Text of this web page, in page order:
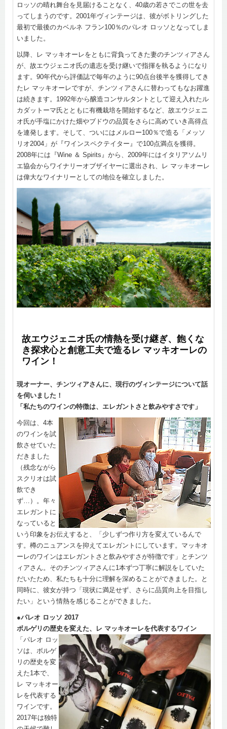
ロッソの晴れ舞台を見届けることなく、40歳の若さでこの世を去
ってしまうのです。2001年ヴィンテージは、彼がボトリングした
最初で最後のカベルネ フラン100％のパレオ ロッソとなってしま
いました。
以降、レ マッキオーレをともに背負ってきた妻のチンツィアさん
が、故エウジェニオ氏の遺志を受け継いで指揮を執るようになり
ます。90年代から評価誌で毎年のように90点台後半を獲得してき
たレ マッキオーレですが、チンツィアさんに替わってもなお躍進
は続きます。1992年から醸造コンサルタントとして迎え入れたル
カダットーマ氏とともに有機栽培を開始するなど、故エウジェニ
オ氏が手塩にかけた畑やブドウの品質をさらに高めていき高得点
を連発します。そして、ついにはメルロー100％で造る「メッソ
リオ2004」が『ワインスペクテイター』で100点満点を獲得。
2008年には『Wine ＆ Spirits』から、2009年にはイタリアソムリ
エ協会からワイナリーオブザイヤーに選出され、レ マッキオーレ
は偉大なワイナリーとしての地位を確立しました。
故エウジェニオ氏の情熱を受け継ぎ、飽くな
き探求心と創意工夫で造るレ マッキオーレの
ワイン！
現オーナー、チンツィアさんに、現行のヴィンテージについて話
を伺いました！
「私たちのワインの特徴は、エレガントさと飲みやすさです」
今回は、4本
のワインを試
飲させていた
だきました
（残念ながら
スクリオは試
飲でき
ず…）。年々
エレガントに
なっていると
いう印象をお伝えすると、「少しずつ作り方を変えているんで
す。樽のニュアンスを抑えてエレガントにしています。マッキオ
ーレのワインはエレガントさと飲みやすさが特徴です」とチンツ
ィアさん。そのチンツィアさんに1本ずつ丁寧に解説をしていた
だいたため、私たちも十分に理解を深めることができました。と
同時に、彼女が持つ「現状に満足せず、さらに品質向上を目指し
たい」という情熱を感じることができました。
●パレオ ロッソ 2017
ボルゲリの歴史を変えた、レ マッキオーレを代表するワイン
「パレオ ロッ
ソは、ボルゲ
リの歴史を変
えた1本で、
レ マッキオー
レを代表する
ワインです。
2017年は独特